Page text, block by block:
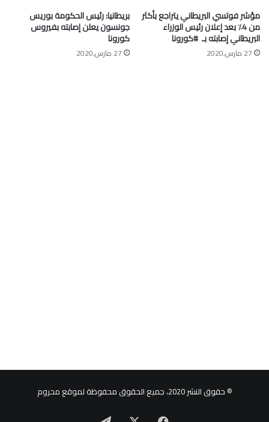
مؤشر فوتسي البريطاني يتراجع بأكثر
من 4٪ بعد إعلان رئيس الوزراء
البريطاني إصابته بـ ⁧ #كورونا⁩
27 مارس,2020
بريطانيا: رئيس الحكومة بوريس
جونسون يعلن إصابته بفيروس
كورونا
27 مارس,2020
© حقوق النشر 2020، جميع الحقوق محفوظة لموقع محروم